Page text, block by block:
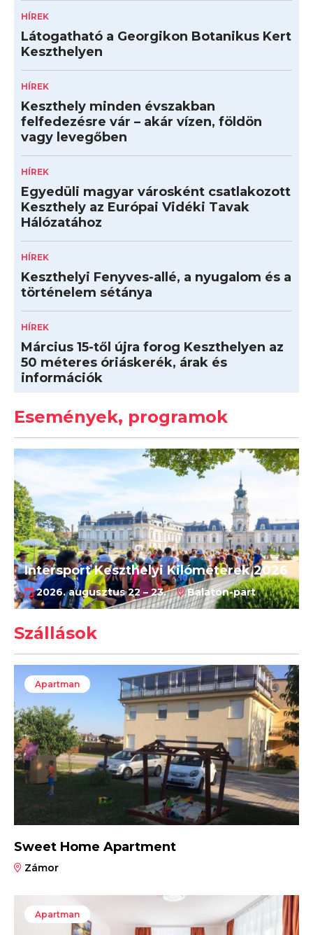
HÍREK
Látogatható a Georgikon Botanikus Kert
Keszthelyen
HÍREK
Keszthely minden évszakban
felfedezésre vár – akár vízen, földön
vagy levegőben
HÍREK
Egyedüli magyar városként csatlakozott
Keszthely az Európai Vidéki Tavak
Hálózatához
HÍREK
Keszthelyi Fenyves-allé, a nyugalom és a
történelem sétánya
HÍREK
Március 15-től újra forog Keszthelyen az
50 méteres óriáskerék, árak és
információk
Események, programok
Intersport Keszthelyi Kilóméterek 2026
2026. augusztus 22 – 23. Balaton-part
Szállások
Apartman
Sweet Home Apartment
Zámor
Apartman